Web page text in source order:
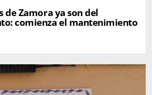
de Zamora ya son del
comienza el mantenimiento